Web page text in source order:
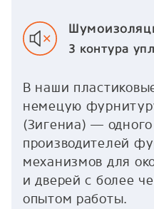
3 контура
В наши
немецую
(Зигениа) —
производителей
механизмов для
и дверей с более
опытом работы.